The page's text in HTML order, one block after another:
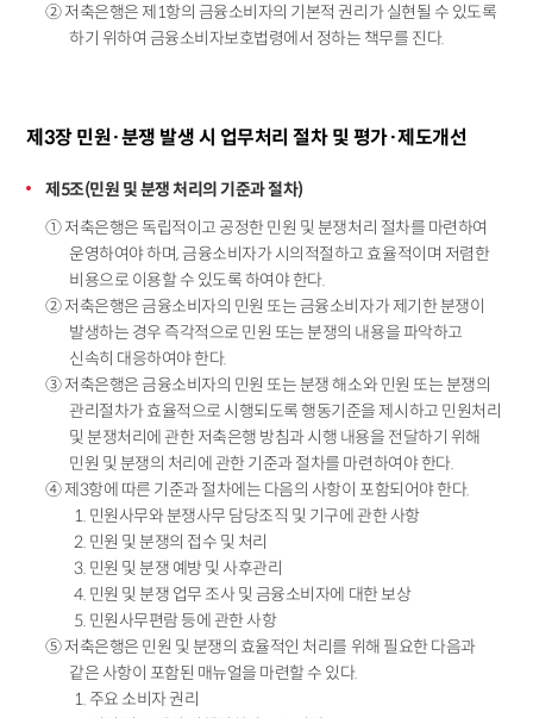
② 저축은행은 제1항의 금융소비자의 기본적 권리가 실현될 수 있도록
하기 위하여 금융소비자보호법령에서 정하는 책무를 진다.
제3장 민원·분쟁 발생 시 업무처리 절차 및 평가·제도개선
제5조(민원 및 분쟁 처리의 기준과 절차)
① 저축은행은 독립적이고 공정한 민원 및 분쟁처리 절차를 마련하여
운영하여야 하며, 금융소비자가 시의적절하고 효율적이며 저렴한
비용으로 이용할 수 있도록 하여야 한다.
② 저축은행은 금융소비자의 민원 또는 금융소비자가 제기한 분쟁이
발생하는 경우 즉각적으로 민원 또는 분쟁의 내용을 파악하고
신속히 대응하여야 한다.
③ 저축은행은 금융소비자의 민원 또는 분쟁 해소와 민원 또는 분쟁의
관리절차가 효율적으로 시행되도록 행동기준을 제시하고 민원처리
및 분쟁처리에 관한 저축은행 방침과 시행 내용을 전달하기 위해
민원 및 분쟁의 처리에 관한 기준과 절차를 마련하여야 한다.
④ 제3항에 따른 기준과 절차에는 다음의 사항이 포함되어야 한다.
1. 민원사무와 분쟁사무 담당조직 및 기구에 관한 사항
2. 민원 및 분쟁의 접수 및 처리
3. 민원 및 분쟁 예방 및 사후관리
4. 민원 및 분쟁 업무 조사 및 금융소비자에 대한 보상
5. 민원사무편람 등에 관한 사항
⑤ 저축은행은 민원 및 분쟁의 효율적인 처리를 위해 필요한 다음과
같은 사항이 포함된 매뉴얼을 마련할 수 있다.
1. 주요 소비자 권리